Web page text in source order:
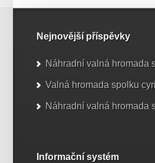
Nejnovější příspěvky
Náhradní valná hromada
Valná hromada spolku
Náhradní valná hromada
Informační systém